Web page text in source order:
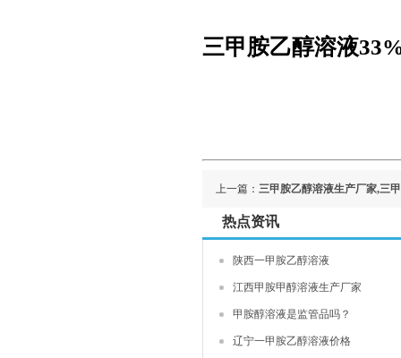
三甲胺乙醇溶液
上一篇： 三甲胺乙醇溶液生产厂家,三
热点资讯
陕西一甲胺乙醇溶液
江西甲胺甲醇溶液生产厂家
甲胺醇溶液是监管品吗？
辽宁一甲胺乙醇溶液价格